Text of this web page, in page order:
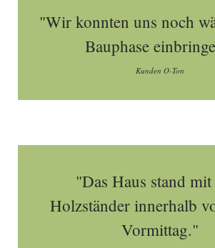
"Wir konnten uns noch
Bauphase
Kunden O-Ton
"Das Haus stand
Holzständer innerhalb
Vormittag."